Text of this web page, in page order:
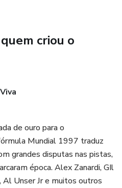
criou o
de ouro para o
Mundial 1997 traduz
grandes disputas nas pistas,
época. Alex Zanardi, GIl
Unser Jr e muitos outros